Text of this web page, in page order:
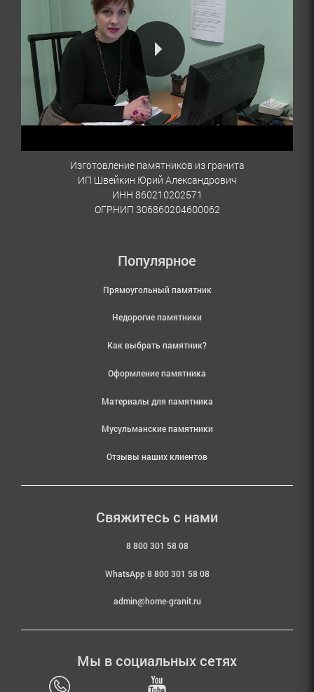
Изготовление памятников из гранита
ИП Швейкин Юрий Александрович
ИНН 860210202571
ОГРНИП 306860204600062
Популярное
Прямоугольный памятник
Недорогие памятники
Как выбрать памятник?
Оформление памятника
Материалы для памятника
Мусульманские памятники
Отзывы наших клиентов
Свяжитесь с нами
8 800 301 58 08
WhatsApp 8 800 301 58 08
admin@home-granit.ru
Мы в социальных сетях